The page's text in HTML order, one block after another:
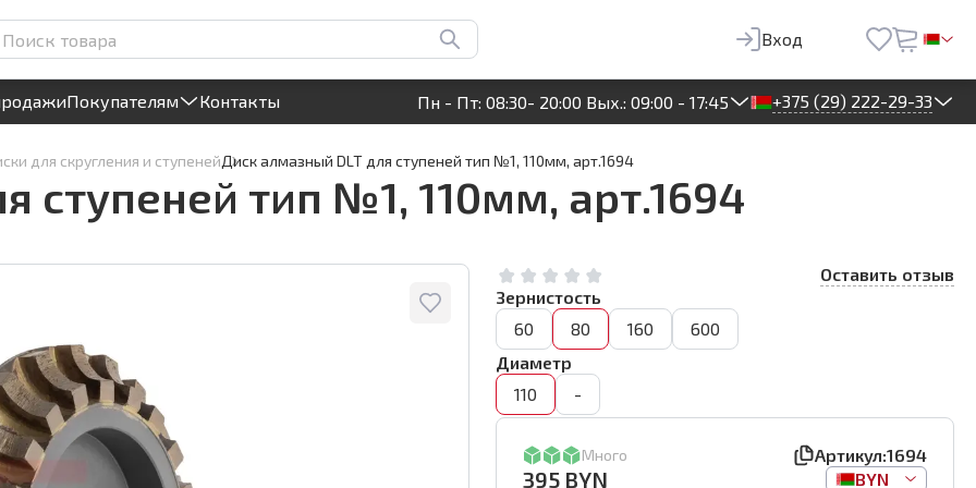
Круглосуточный! Прием заявок на сайте
Вход
Покупателям Контакты Пн - Пт: 08:30- 20:00 Вых.: 09:00 - 17:45 +375 (29) 222-29-33
арт.1694
В корзину
для скругления и ступенейДиск алмазный DLT для ступеней тип №1, 110мм, арт.1694
ступеней тип №1, 110мм, арт.1694
Оставить отзыв
Зернистость
60
80 160
600
Диаметр
110
-
Много Артикул:1694
395 BYN BYN